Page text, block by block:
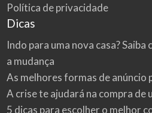
Política de privacidade
Dicas
Indo para uma nova casa?
a mudança
As melhores formas de anúncio
A crise te ajudará na compra de
5 dicas para escolher o melhor